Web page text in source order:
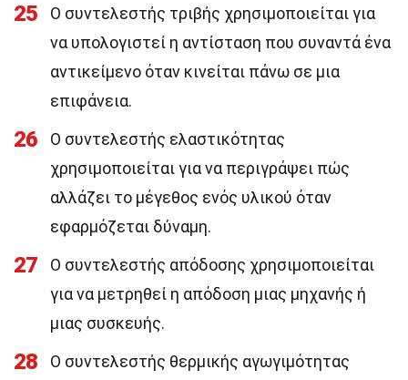
25
Ο συντελεστής τριβής χρησιμοποιείται για
να υπολογιστεί η αντίσταση που συναντά ένα
αντικείμενο όταν κινείται πάνω σε μια
επιφάνεια.
26
Ο συντελεστής ελαστικότητας
χρησιμοποιείται για να περιγράψει πώς
αλλάζει το μέγεθος ενός υλικού όταν
εφαρμόζεται δύναμη.
27
Ο συντελεστής απόδοσης χρησιμοποιείται
για να μετρηθεί η απόδοση μιας μηχανής ή
μιας συσκευής.
28
Ο συντελεστής θερμικής αγωγιμότητας